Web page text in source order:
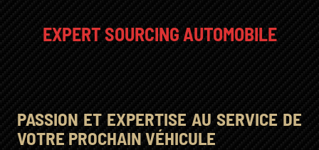
EXPERT SOURCING AUTOMOBILE
PASSION ET EXPERTISE AU SERVICE DE
VOTRE PROCHAIN VÉHICULE